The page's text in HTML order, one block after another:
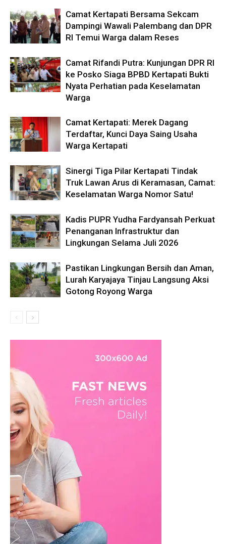
Camat Kertapati Bersama Sekcam
Dampingi Wawali Palembang dan DPR
RI Temui Warga dalam Reses
Camat Rifandi Putra: Kunjungan DPR RI
ke Posko Siaga BPBD Kertapati Bukti
Nyata Perhatian pada Keselamatan
Warga
Camat Kertapati: Merek Dagang
Terdaftar, Kunci Daya Saing Usaha
Warga Kertapati
Sinergi Tiga Pilar Kertapati Tindak
Truk Lawan Arus di Keramasan, Camat:
Keselamatan Warga Nomor Satu!
Kadis PUPR Yudha Fardyansah Perkuat
Penanganan Infrastruktur dan
Lingkungan Selama Juli 2026
Pastikan Lingkungan Bersih dan Aman,
Lurah Karyajaya Tinjau Langsung Aksi
Gotong Royong Warga